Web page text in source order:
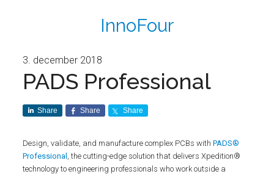
InnoFour
3. december 2018
PADS Professional
Share Share Share
Design, validate, and manufacture complex PCBs withPADS®
Professional , the cutting-edge solution that delivers Xpedition®
technology to engineering professionals who work outside a